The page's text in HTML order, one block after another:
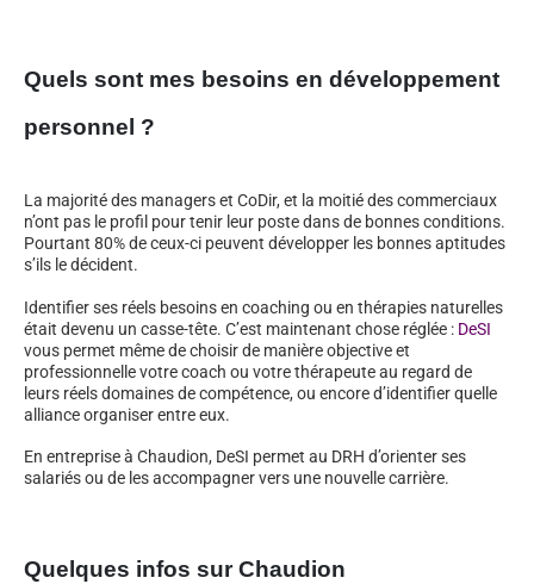
Quels sont mes besoins en développement
personnel ?
La majorité des managers et CoDir, et la moitié des commerciaux
n’ont pas le profil pour tenir leur poste dans de bonnes conditions.
Pourtant 80% de ceux-ci peuvent développer les bonnes aptitudes
s’ils le décident.
Identifier ses réels besoins en coaching ou en thérapies naturelles
était devenu un casse-tête. C’est maintenant chose réglée : DeSI
vous permet même de choisir de manière objective et
professionnelle votre coach ou votre thérapeute au regard de
leurs réels domaines de compétence, ou encore d’identifier quelle
alliance organiser entre eux.
En entreprise à Chaudion, DeSI permet au DRH d’orienter ses
salariés ou de les accompagner vers une nouvelle carrière.
Quelques infos sur Chaudion